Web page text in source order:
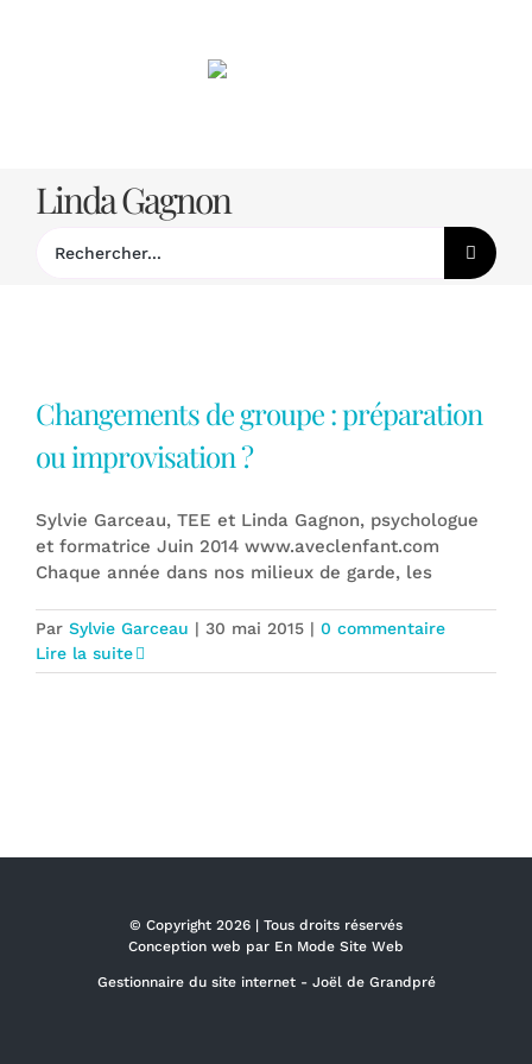
Linda Gagnon
Changements de groupe : préparation
ou improvisation ?
Sylvie Garceau, TEE et Linda Gagnon, psychologue
et formatrice Juin 2014 www.aveclenfant.com
Chaque année dans nos milieux de garde, les
Par Sylvie Garceau | 30 mai 2015 | 0 commentaire
Lire la suite
© Copyright 2026 | Tous droits réservés
Conception web par En Mode Site Web
Gestionnaire du site internet - Joël de Grandpré